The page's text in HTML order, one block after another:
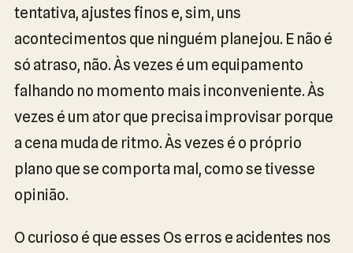
tentativa, ajustes finos e, sim, uns
acontecimentos que ninguém planejou. E não é
só atraso, não. Às vezes é um equipamento
falhando no momento mais inconveniente. Às
vezes é um ator que precisa improvisar porque
a cena muda de ritmo. Às vezes é o próprio
plano que se comporta mal, como se tivesse
opinião.
O curioso é que esses Os erros e acidentes nos